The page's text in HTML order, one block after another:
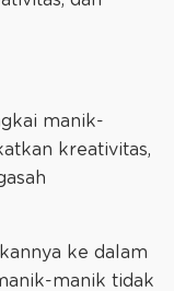
manik-
kreativitas,
ke dalam
manik tidak